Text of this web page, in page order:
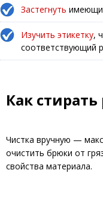
Застегнуть
Изучить этикетку,
соответствующий
Как
Чистка вручную —
очистить брюки от
свойства материала.